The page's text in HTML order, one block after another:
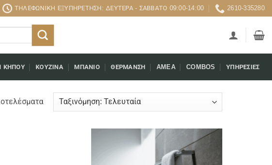
ΤΗΛΕΦΩΝΙΚΉ ΕΞΥΠΗΡΈΤΗΣΗ: ΔΕΥΤΈΡΑ - ΣΆΒΒΑΤΟ 09:00-14:00 2610-335280
ΚΉΠΟΥ ΚΟΥΖΊΝΑ ΜΠΆΝΙΟ ΘΈΡΜΑΝΣΗ AMEA COMBOS ΥΠΗΡΕΣΊΕΣ
Sorted